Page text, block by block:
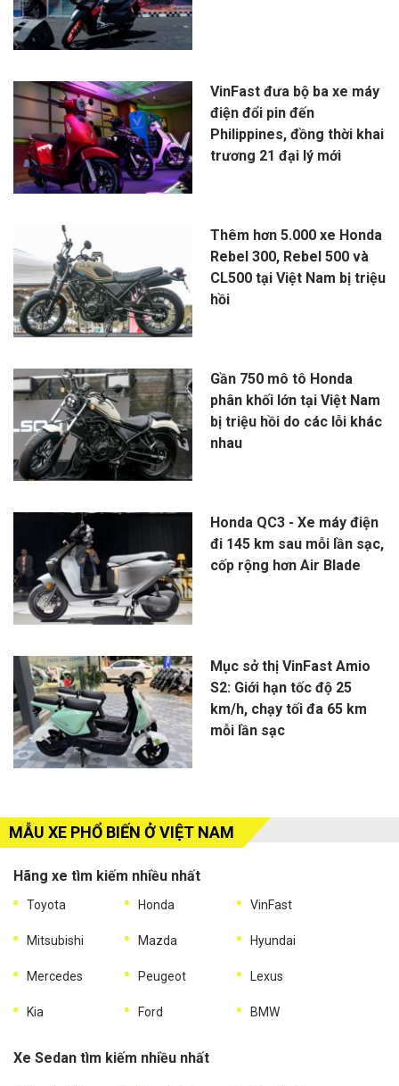
VinFast đưa bộ ba xe máy
điện đổi pin đến
Philippines, đồng thời khai
trương 21 đại lý mới
Thêm hơn 5.000 xe Honda
Rebel 300, Rebel 500 và
CL500 tại Việt Nam bị triệu
hồi
Gần 750 mô tô Honda
phân khối lớn tại Việt Nam
bị triệu hồi do các lỗi khác
nhau
Honda QC3 - Xe máy điện
đi 145 km sau mỗi lần sạc,
cốp rộng hơn Air Blade
Mục sở thị VinFast Amio
S2: Giới hạn tốc độ 25
km/h, chạy tối đa 65 km
mỗi lần sạc
MẪU XE PHỔ BIẾN Ở VIỆT NAM
Hãng xe tìm kiếm nhiều nhất
Toyota Honda VinFast
Mitsubishi Mazda Hyundai
Mercedes Peugeot Lexus
Kia Ford BMW
Xe Sedan tìm kiếm nhiều nhất